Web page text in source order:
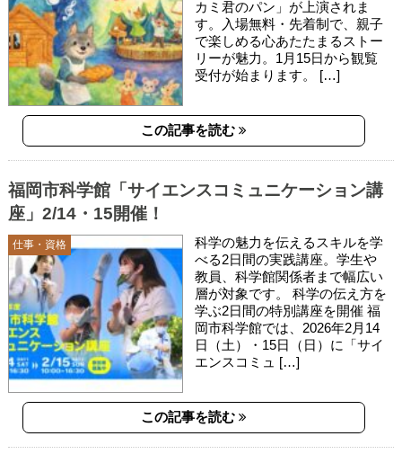
カミ君のパン」が上演されま
す。入場無料・先着制で、親子
で楽しめる心あたたまるストー
リーが魅力。1月15日から観覧
受付が始まります。 […]
この記事を読む
仕事・資格
福岡市科学館「サイエンスコミュニケーション講
座」2/14・15開催！
科学の魅力を伝えるスキルを学
べる2日間の実践講座。学生や
教員、科学館関係者まで幅広い
層が対象です。 科学の伝え方を
学ぶ2日間の特別講座を開催 福
岡市科学館では、2026年2月14
日（土）・15日（日）に「サイ
エンスコミュ […]
この記事を読む